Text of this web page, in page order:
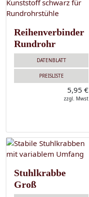
Reihenverbinder
Rundrohr
DATENBLATT
PREISLISTE
5,95 €
zzgl. Mwst
Stuhlkrabbe
Groß